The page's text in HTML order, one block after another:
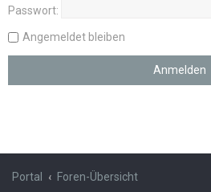
Passwort:
Angemeldet bleiben
Portal Foren-Übersicht